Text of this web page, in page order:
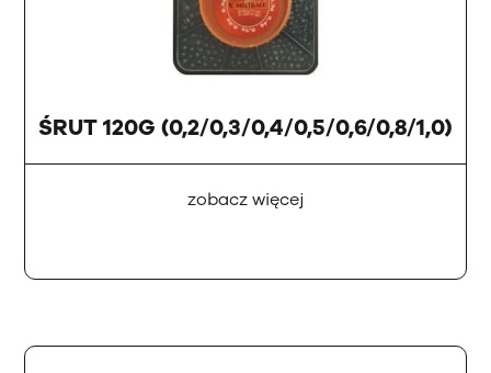
ŚRUT 120G (0,2/0,3/0,4/0,5/0,6/0,8/1,0)
zobacz więcej